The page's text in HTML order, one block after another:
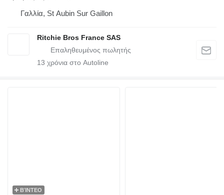
Γαλλία, St Aubin Sur Gaillon
Ritchie Bros France SAS
13 χρόνια στο Autoline
ΒΊΝΤΕΟ